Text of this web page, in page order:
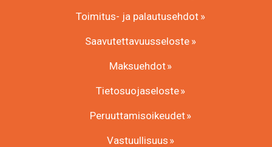
Toimitus- ja palautusehdot
Saavutettavuusseloste
Maksuehdot
Tietosuojaseloste
Peruuttamisoikeudet
Vastuullisuus